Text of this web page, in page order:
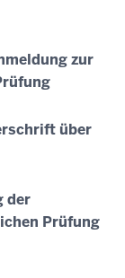
zur
über
der
Prüfung